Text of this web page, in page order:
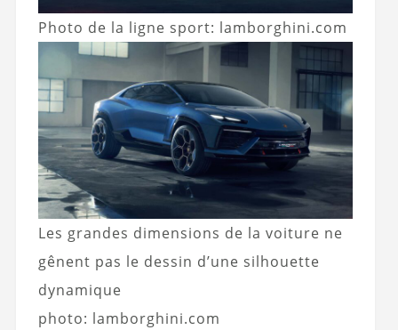
Photo de la ligne sport: lamborghini.com
Les grandes dimensions de la voiture ne
gênent pas le dessin d’une silhouette
dynamique
photo: lamborghini.com